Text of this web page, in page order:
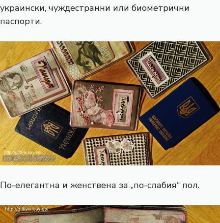
украински, чуждестранни или биометрични
паспорти.
По-елегантна и женствена за „по-слабия“ пол.